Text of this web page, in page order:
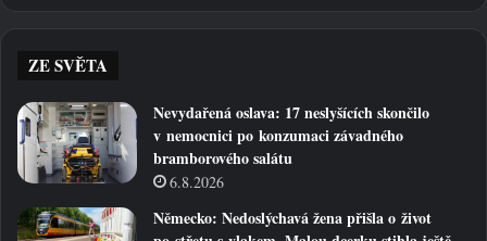
ZE SVĚTA
Nevydařená oslava: 17 neslyšících skončilo
v nemocnici po konzumaci závadného
bramborového salátu
6.8.2026
Německo: Nedoslýchavá žena přišla o život